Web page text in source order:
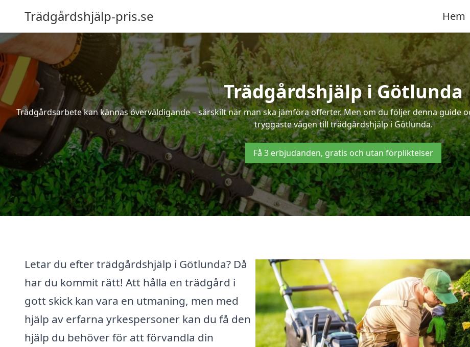
Trädgårdshjälp-pris.se Hem
Trädgårdshjälp i Götlunda
Trädgårdsarbete kan kännas överväldigande – särskilt när man ska jämföra offerter. Men om du följer denna guide
tryggaste vägen till trädgårdshjälp i Götlunda.
Få 3 erbjudanden, gratis och utan förpliktelser
Letar du efter trädgårdshjälp i Götlunda? Då
har du kommit rätt! Att hålla en trädgård i
gott skick kan vara en utmaning, men med
hjälp av erfarna yrkespersoner kan du få den
hjälp du behöver för att förvandla din